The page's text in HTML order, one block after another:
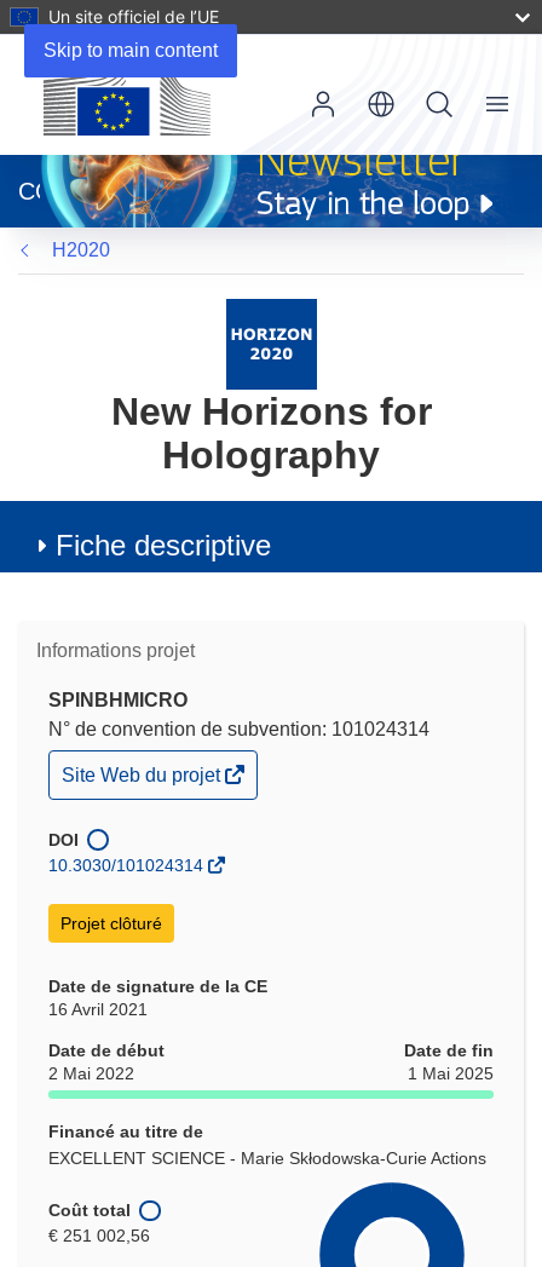
Skip to main content
Un site officiel de l’UE
dans
une
nouvelle
fenêtre)
CORDIS
Menu
H2020
New Horizons for
Holography
Fiche descriptive
Informations projet
SPINBHMICRO
N° de convention de subvention: 101024314
(s’ouvre
dans
nouvelle
fenêtre)
Site Web du projet
DOI
10.3030/101024314
Projet clôturé
Date de signature de la CE
16 Avril 2021
Date de début
2 Mai 2022
Date de fin
1 Mai 2025
Financé au titre de
EXCELLENT SCIENCE - Marie Skłodowska-Curie Actions
Coût total
€ 251 002,56